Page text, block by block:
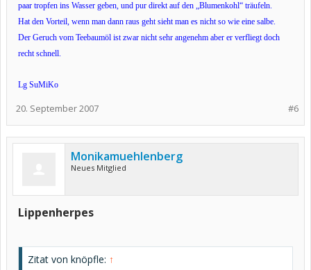
paar tropfen ins Wasser geben, und pur direkt auf den „Blumenkohl“ träufeln.
Hat den Vorteil, wenn man dann raus geht sieht man es nicht so wie eine salbe.
Der Geruch vom Teebaumöl ist zwar nicht sehr angenehm aber er verfliegt doch
recht schnell.
Lg SuMiKo
#6
20. September 2007
Monikamuehlenberg
Neues Mitglied
Lippenherpes
Zitat von knöpfle: ↑